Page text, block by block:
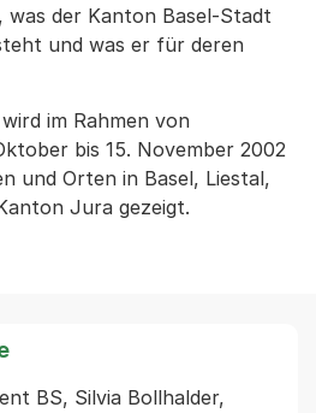
was der Kanton Basel-Stadt
und was er für deren
im Rahmen von
bis 15. November 2002
und Orten in Basel, Liestal,
Jura gezeigt.
BS, Silvia Bollhalder,